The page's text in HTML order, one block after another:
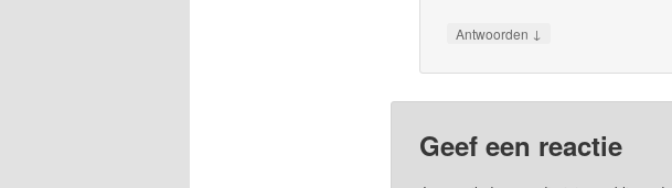
Antwoorden ↓
Geef een reactie